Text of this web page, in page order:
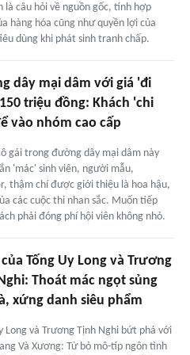
là câu hỏi về nguồn gốc, tính hợp
hàng hóa cũng như quyền lợi của
dùng khi phát sinh tranh chấp.
dây mại dâm với giá 'đi
triệu đồng: Khách 'chi
vào nhóm cao cấp
gái trong đường dây mại dâm này
'mác' sinh viên, người mẫu,
thậm chí được giới thiệu là hoa hậu,
các cuộc thi nhan sắc. Muốn tiếp
phải đóng phí hội viên không nhỏ.
của Tống Uy Long và Trương
Thoát mác ngọt sủng
xứng danh siêu phẩm
Long và Trương Tịnh Nghi bứt phá với
Và Xương: Từ bỏ mô-típ ngôn tình